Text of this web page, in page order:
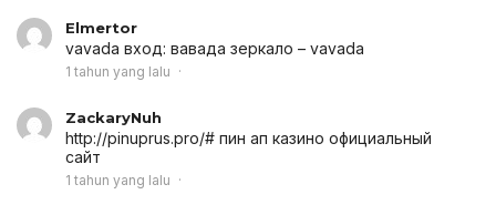
Elmertor
vavada вход: вавада зеркало – vavada
1 tahun yang lalu
ZackaryNuh
http://pinuprus.pro/# пин ап казино официальный
сайт
1 tahun yang lalu